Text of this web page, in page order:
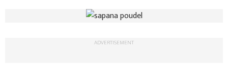
ADVERTISEMENT